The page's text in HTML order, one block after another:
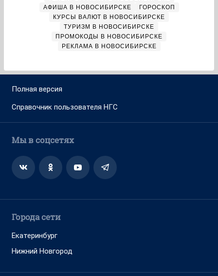
АФИША В НОВОСИБИРСКЕ
ГОРОСКОП
КУРСЫ ВАЛЮТ В НОВОСИБИРСКЕ
ТУРИЗМ В НОВОСИБИРСКЕ
ПРОМОКОДЫ В НОВОСИБИРСКЕ
РЕКЛАМА В НОВОСИБИРСКЕ
Полная версия
Справочник пользователя НГС
Мы в соцсетях
Города сети
Екатеринбург
Нижний Новгород